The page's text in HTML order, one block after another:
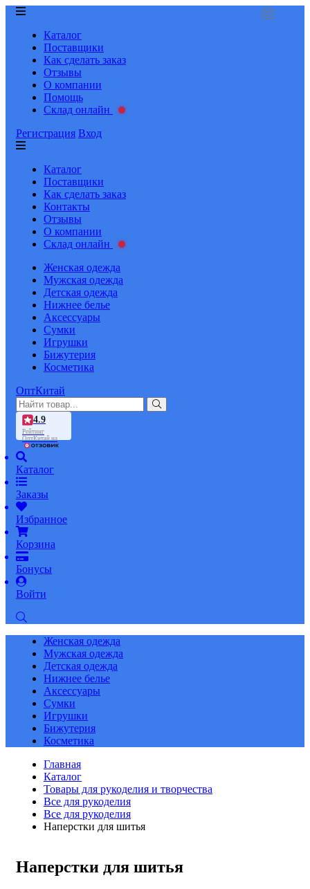
Каталог
Поставщики
Как сделать заказ
Отзывы
О компании
Помощь
Склад онлайн
Регистрация Вход
Каталог
Поставщики
Как сделать заказ
Контакты
Отзывы
О компании
Склад онлайн
Женская одежда
Мужская одежда
Детская одежда
Нижнее белье
Аксессуары
Сумки
Игрушки
Бижутерия
Косметика
ОптКитай
4.9
Рейтинг
ОптКитай на
Каталог
Заказы
Избранное
Корзина
Бонусы
Войти
Женская одежда
Мужская одежда
Детская одежда
Нижнее белье
Аксессуары
Сумки
Игрушки
Бижутерия
Косметика
Главная
Каталог
Товары для рукоделия и творчества
Все для рукоделия
Все для рукоделия
Наперстки для шитья
Наперстки для шитья